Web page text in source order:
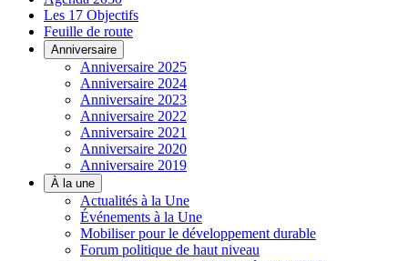
Les 17 Objectifs
Feuille de route
Anniversaire
Anniversaire 2025
Anniversaire 2024
Anniversaire 2023
Anniversaire 2022
Anniversaire 2021
Anniversaire 2020
Anniversaire 2019
À la une
Actualités à la Une
Événements à la Une
Mobiliser pour le développement durable
Forum politique de haut niveau